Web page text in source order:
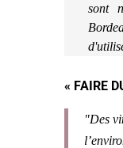
sont
« FAIRE
"Des